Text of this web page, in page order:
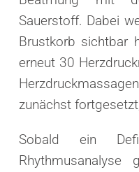
Sauerstoff. Dabei
Brustkorb sichtbar
erneut 30
zunächst
Sobald ein